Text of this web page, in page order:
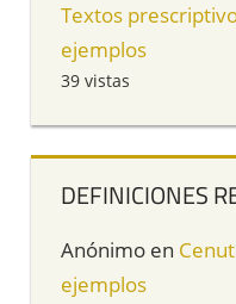
Textos
ejemplos
39 vistas
DEFINICIONES
Anónimo en
ejemplos